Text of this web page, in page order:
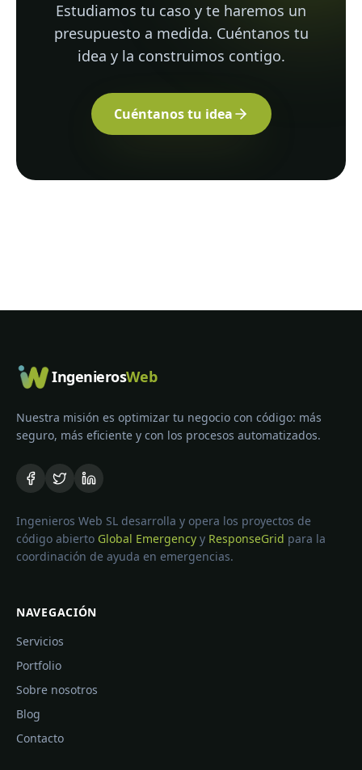
Estudiamos tu caso y te haremos un
presupuesto a medida. Cuéntanos tu
idea y la construimos contigo.
Cuéntanos tu idea
IngenierosWeb
Nuestra misión es optimizar tu negocio con código: más
seguro, más eficiente y con los procesos automatizados.
Ingenieros Web SL desarrolla y opera los proyectos de
código abierto Global Emergency y ResponseGrid para la
coordinación de ayuda en emergencias.
NAVEGACIÓN
Servicios
Portfolio
Sobre nosotros
Blog
Contacto